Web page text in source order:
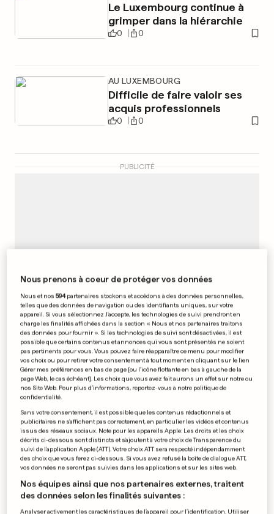
Le Luxembourg continue à
grimper dans la hiérarchie
0 0
AU LUXEMBOURG
Difficile de faire valoir ses
acquis professionnels
0 0
PUBLICITÉ
AU LUXEMBOURG
Les informations de l’État sur
le foncier pas à jour
0 0
APRÈS UN INCIDENT
Un essai de vaccin contre
Ebola suspendu
0
Nous prenons à coeur de protéger vos données
Nous et nos594partenaires stockons et accédons à des données personnelles,
telles que des données de navigation ou des identifiants uniques, sur votre
appareil. Si vous sélectionnez J'accepte, les technologies de suivi prendront en
charge les finalités affichées dans la section « Nous et nos partenaires traitons
des données pour fournir ». Si les technologies de suivi sont désactivées, il est
possible que certains contenus et annonces qui vous sont présentés ne soient
pas pertinents pour vous. Vous pouvez faire réapparaître ce menu pour modifier
vos choix ou pour retirer votre consentement à tout moment en cliquant sur le lien
Gérer mes préférences en bas de page [ou l'icône flottante en bas à gauche de la
page Web, le cas échéant]. Les choix que vous avez fait aurons un effet sur notre ou
nos Site Web. Pour plus d’informations, reportez-vous à notre politique de
confidentialité.
Sans votre consentement, il est possible que les contenus rédactionnels et
publicitaires ne s'affichent pas correctement, en particulier les vidéos et contenus
issus des réseaux sociaux. Note pour les appareils Apple: Les droits et les choix
décrits ci-dessous sont distincts et s'ajoutent à votre choix de Transparence du
suivi de l'application Apple (ATT). Votre choix ATT sera respecté indépendamment
des choix que vous ferez ci-dessous. Si vous avez refusé la boîte de dialogue ATT,
vos données ne seront pas suivies dans les applications et sur les sites web.
Nos équipes ainsi que nos partenaires externes, traitent
des données selon les finalités suivantes :
Analyser activement les caractéristiques de l’appareil pour l’identification. Utiliser